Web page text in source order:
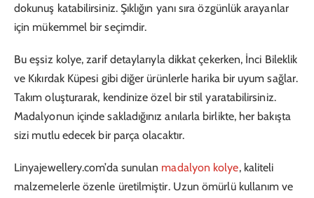
dokunuş katabilirsiniz. Şıklığın yanı sıra özgünlük arayanlar
için mükemmel bir seçimdir.
Bu eşsiz kolye, zarif detaylarıyla dikkat çekerken, İnci Bileklik
ve Kıkırdak Küpesi gibi diğer ürünlerle harika bir uyum sağlar.
Takım oluşturarak, kendinize özel bir stil yaratabilirsiniz.
Madalyonun içinde sakladığınız anılarla birlikte, her bakışta
sizi mutlu edecek bir parça olacaktır.
Linyajewellery.com’da sunulan madalyon kolye, kaliteli
malzemelerle özenle üretilmiştir. Uzun ömürlü kullanım ve